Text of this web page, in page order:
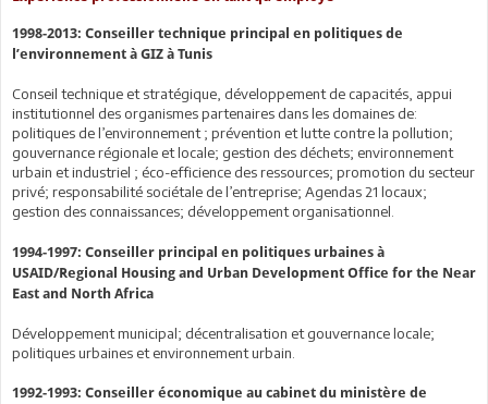
1998-2013: Conseiller technique principal en politiques de
l’environnement à GIZ à Tunis
Conseil technique et stratégique, développement de capacités, appui
institutionnel des organismes partenaires dans les domaines de:
politiques de l’environnement ; prévention et lutte contre la pollution;
gouvernance régionale et locale; gestion des déchets; environnement
urbain et industriel ; éco-efficience des ressources; promotion du secteur
privé; responsabilité sociétale de l’entreprise; Agendas 21 locaux;
gestion des connaissances; développement organisationnel.
1994-1997: Conseiller principal en politiques urbaines à
USAID/Regional Housing and Urban Development Office for the Near
East and North Africa
Développement municipal; décentralisation et gouvernance locale;
politiques urbaines et environnement urbain.
1992-1993: Conseiller économique au cabinet du ministère de